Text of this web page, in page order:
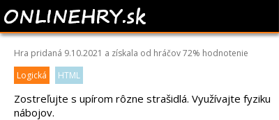
MR. DRACULA
Hra pridaná 9.10.2021 a získala od hráčov72% hodnotenie
Logická
HTML
Zostreľujte s upírom rôzne strašidlá. Využívajte fyziku
nábojov.